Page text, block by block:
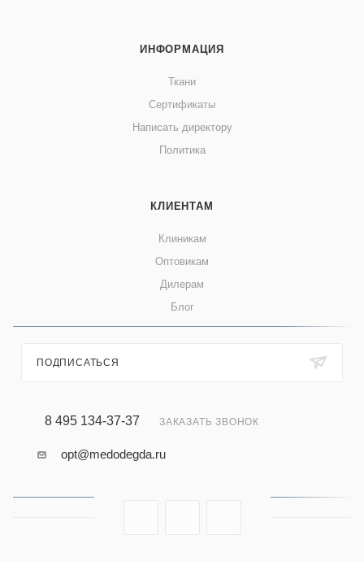
ИНФОРМАЦИЯ
Ткани
Сертификаты
Написать директору
Политика
КЛИЕНТАМ
Клиникам
Оптовикам
Дилерам
Блог
ПОДПИСАТЬСЯ
8 495 134-37-37 ЗАКАЗАТЬ ЗВОНОК
opt@medodegda.ru